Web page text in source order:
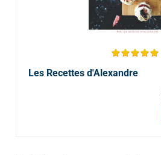
Les Recettes d'Alexandre